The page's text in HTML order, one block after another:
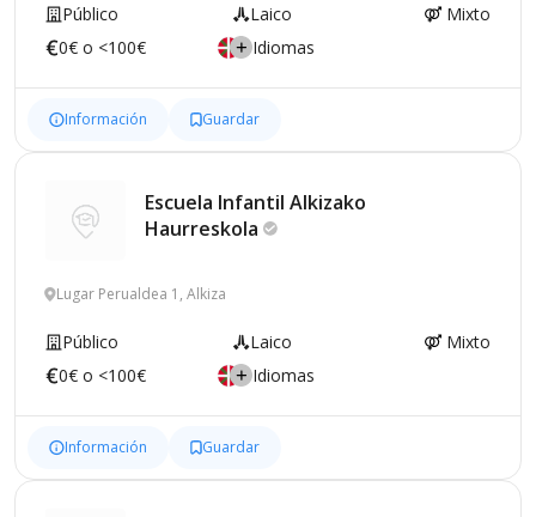
Público Laico
Mixto
0€ o <100€
Idiomas
Información Guardar
Escuela Infantil Alkizako
Haurreskola
Lugar Perualdea 1, Alkiza
Público Laico
Mixto
0€ o <100€
Idiomas
Información Guardar